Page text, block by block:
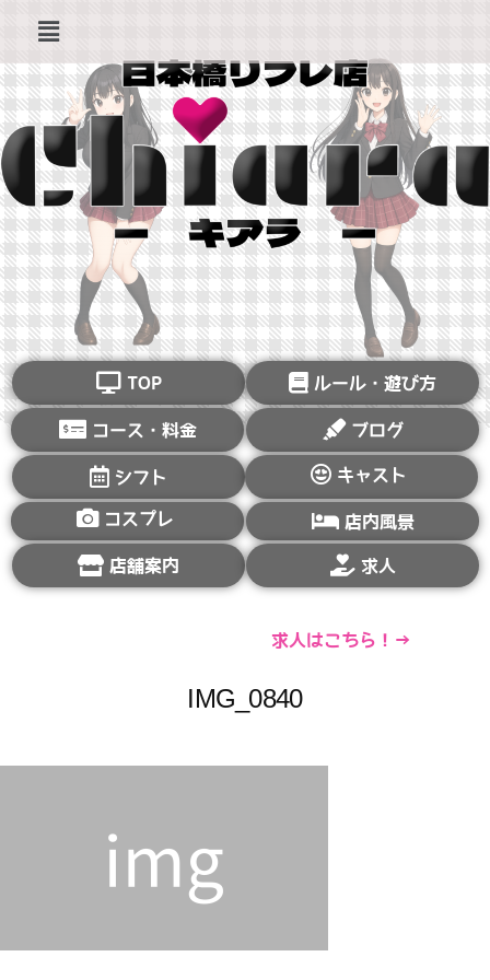
TOP ルール・遊び方
コース・料金 ブログ
シフト キャスト
コスプレ 店内風景
店舗案内 求人
求人はこちら！→
IMG_0840